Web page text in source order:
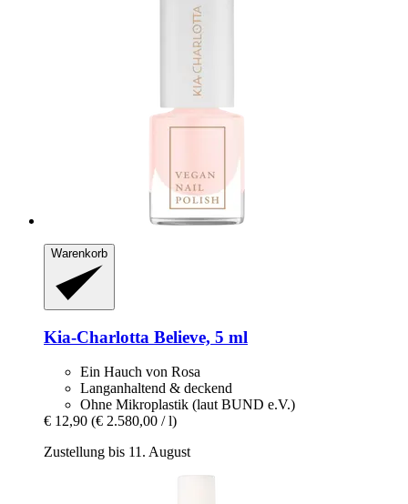
Warenkorb
Kia-Charlotta Believe, 5 ml
Ein Hauch von Rosa
Langanhaltend & deckend
Ohne Mikroplastik (laut BUND e.V.)
€ 12,90 (€ 2.580,00 / l)
Zustellung bis 11. August